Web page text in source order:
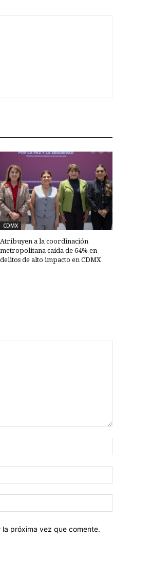
CDMX
Atribuyen a la coordinación
metropolitana caída de 64% en
delitos de alto impacto en CDMX
electrónico:*
web:
próxima vez que comente.